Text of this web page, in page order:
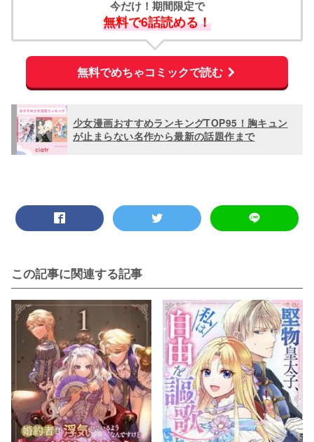
今だけ！期間限定で
無料で6話読める！
無料でめちゃコミックで読む
少女漫画おすすめランキングTOP95！胸キュン
が止まらない名作から最新の話題作まで
この記事に関連する記事